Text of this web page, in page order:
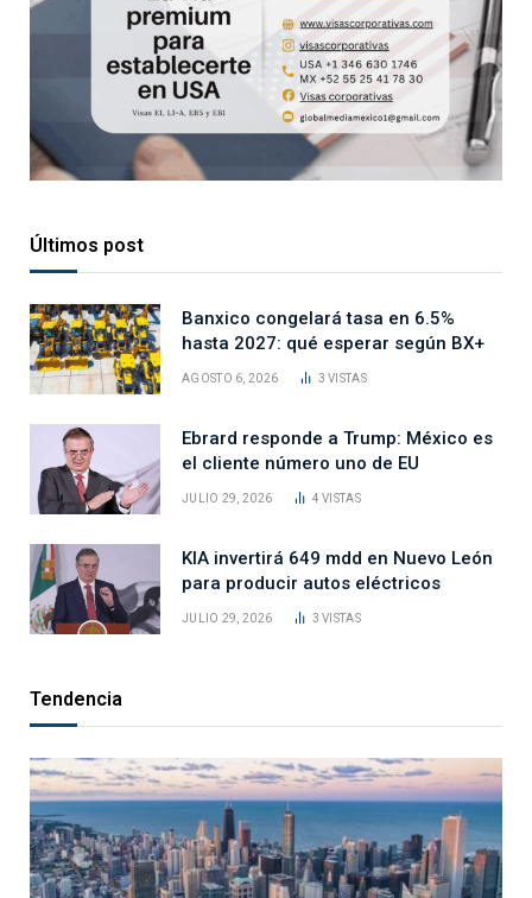
Últimos post
Banxico congelará tasa en 6.5%
hasta 2027: qué esperar según BX+
AGOSTO 6, 2026 3VISTAS
Ebrard responde a Trump: México es
el cliente número uno de EU
JULIO 29, 2026 4VISTAS
KIA invertirá 649 mdd en Nuevo León
para producir autos eléctricos
JULIO 29, 2026 3VISTAS
Tendencia